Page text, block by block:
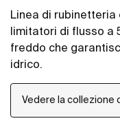
Linea di rubinetteria
limitatori di flusso a
freddo che
idrico.
Vedere la collezione